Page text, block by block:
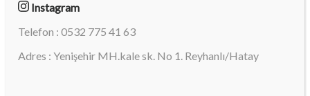
Instagram
Telefon : 0532 775 41 63
Adres : Yenişehir MH.kale sk. No 1. Reyhanlı/Hatay